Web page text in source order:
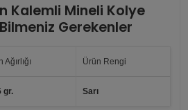
Kalemli Mineli Kolye
Gerekenler
Ağırlığı Ürün Rengi
gr. Sarı